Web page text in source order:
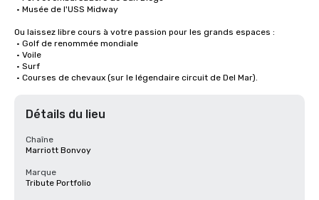
Ou laissez libre cours à votre passion pour les grands espaces :
• Courses de chevaux (sur le légendaire circuit de Del Mar).
Détails du lieu
Chaîne
Marriott Bonvoy
Marque
Tribute Portfolio